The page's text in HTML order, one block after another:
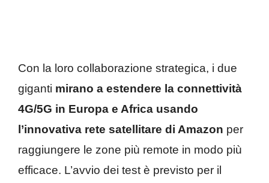
Con la loro collaborazione strategica, i due
giganti mirano a estendere la connettività
4G/5G in Europa e Africa usando
l’innovativa rete satellitare di Amazon per
raggiungere le zone più remote in modo più
efficace. L’avvio dei test è previsto per il